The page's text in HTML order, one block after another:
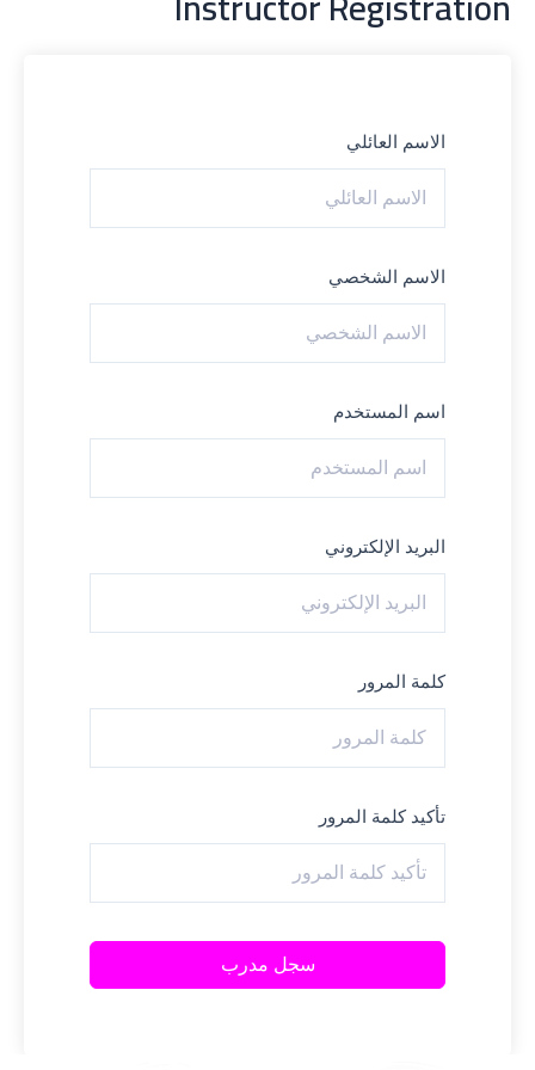
الاسم العائلي
الاسم الشخصي
اسم المستخدم
البريد الإلكتروني
كلمة المرور
تأكيد كلمة المرور
سجل مدرب